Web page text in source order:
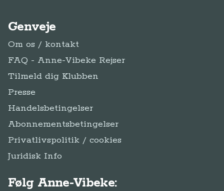
Genveje
Om os / kontakt
FAQ - Anne-Vibeke Rejser
Tilmeld dig Klubben
Presse
Handelsbetingelser
Abonnementsbetingelser
Privatlivspolitik / cookies
Juridisk Info
Følg Anne-Vibeke: